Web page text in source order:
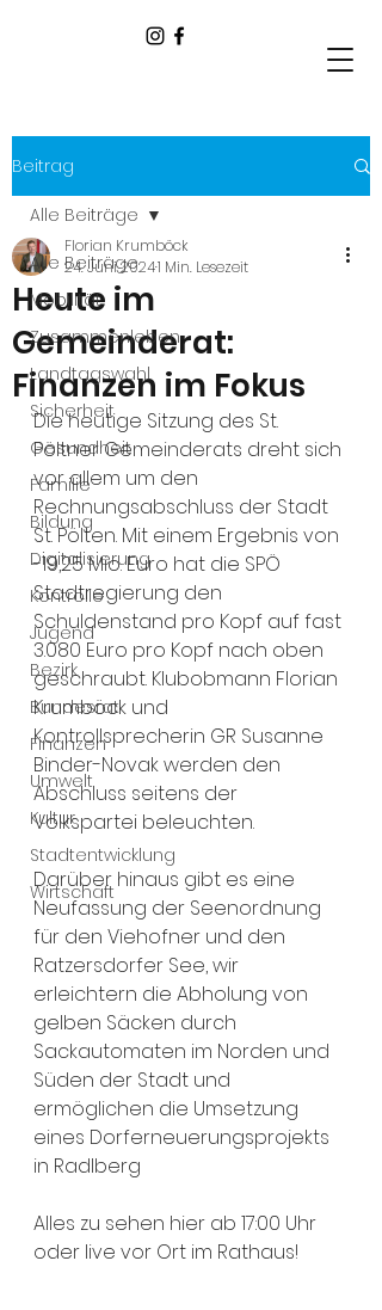
Beitrag
Alle Beiträge
Mobilität
Zusammenleben
Landtagswahl
Sicherheit
Gesundheit
Familie
Bildung
Digitalisierung
Kontrolle
Jugend
Bezirk
Bundesrat
Finanzen
Umwelt
Kultur
Stadtentwicklung
Wirtschaft
Alle Beiträge
Heute im
Gemeinderat:
Finanzen im Fokus
Florian Krumböck
24. Juni 20241 Min. Lesezeit
Die heutige Sitzung des St.
Pöltner Gemeinderats dreht sich
vor allem um den
Rechnungsabschluss der Stadt
St. Pölten. Mit einem Ergebnis von
-19,25 Mio. Euro hat die SPÖ
Stadtregierung den
Schuldenstand pro Kopf auf fast
3.080 Euro pro Kopf nach oben
geschraubt. Klubobmann Florian
Krumböck und
Kontrollsprecherin GR Susanne
Binder-Novak werden den
Abschluss seitens der
Volkspartei beleuchten.
Darüber hinaus gibt es eine
Neufassung der Seenordnung
für den Viehofner und den
Ratzersdorfer See, wir
erleichtern die Abholung von
gelben Säcken durch
Sackautomaten im Norden und
Süden der Stadt und
ermöglichen die Umsetzung
eines Dorferneuerungsprojekts
in Radlberg
Alles zu sehen hier ab 17:00 Uhr
oder live vor Ort im Rathaus!